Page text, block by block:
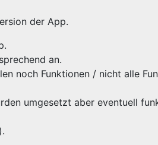
der App.
an.
noch Funktionen / nicht alle
umgesetzt aber eventuell